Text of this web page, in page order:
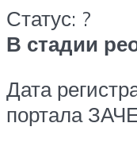
Статус: ?
В стадии
Дата
портала